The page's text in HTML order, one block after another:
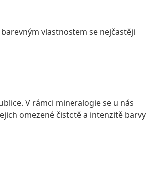
vlastnostem se nejčastěji
V rámci mineralogie se u nás
omezené čistotě a intenzitě barvy